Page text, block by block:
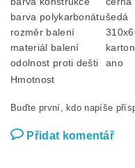
barva polykarbonátušedá
rozměr balení
materiál balení
karton
odolnost proti dešti
ano
Hmotnost
Buďte první, kdo napíše
Přidat komentář